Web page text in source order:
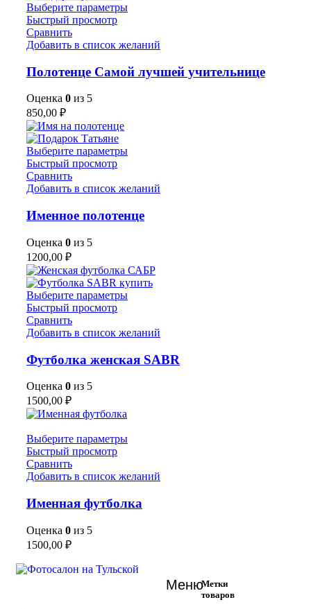
Выберите параметры
Быстрый просмотр
Сравнить
Добавить в список желаний
Полотенце Самой лучшей учительнице
Оценка 0 из 5
850,00 ₽
Выберите параметры
Быстрый просмотр
Сравнить
Добавить в список желаний
Именное полотенце
Оценка 0 из 5
1200,00 ₽
Выберите параметры
Быстрый просмотр
Сравнить
Добавить в список желаний
Футболка женская SABR
Оценка 0 из 5
1500,00 ₽
Выберите параметры
Быстрый просмотр
Сравнить
Добавить в список желаний
Именная футболка
Оценка 0 из 5
1500,00 ₽
МенюМетки
товаров